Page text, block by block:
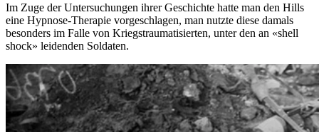
Im Zuge der Untersuchungen ihrer Geschichte hatte man den Hills
eine Hypnose-Therapie vorgeschlagen, man nutzte diese damals
besonders im Falle von Kriegstraumatisierten, unter den an «shell
shock» leidenden Soldaten.